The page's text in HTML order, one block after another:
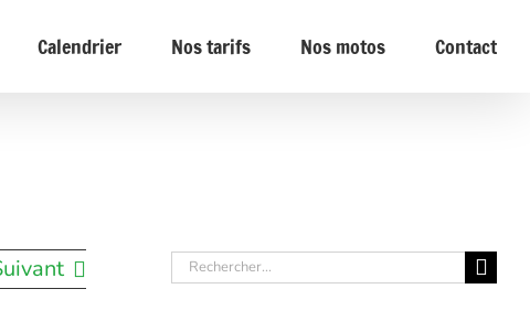
Calendrier Nos tarifs Nos motos Contact
Rechercher: